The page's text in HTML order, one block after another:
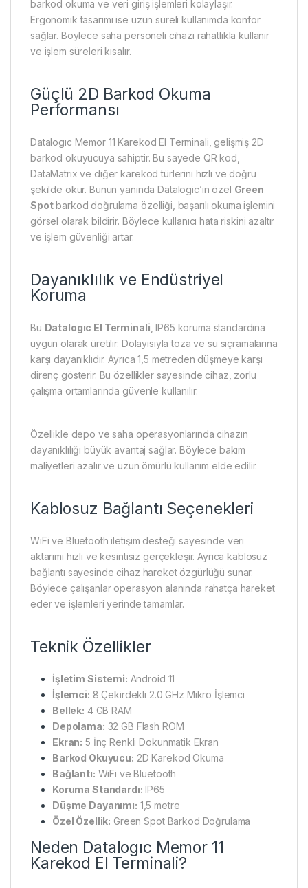
barkod okuma ve veri giriş işlemleri kolaylaşır.
Ergonomik tasarımı ise uzun süreli kullanımda konfor
sağlar. Böylece saha personeli cihazı rahatlıkla kullanır
ve işlem süreleri kısalır.
Güçlü 2D Barkod Okuma
Performansı
Datalogıc Memor 11 Karekod El Terminali, gelişmiş 2D
barkod okuyucuya sahiptir. Bu sayede QR kod,
DataMatrix ve diğer karekod türlerini hızlı ve doğru
şekilde okur. Bunun yanında Datalogic’in özel Green
Spotbarkod doğrulama özelliği, başarılı okuma işlemini
görsel olarak bildirir. Böylece kullanıcı hata riskini azaltır
ve işlem güvenliği artar.
Dayanıklılık ve Endüstriyel
Koruma
Bu Datalogıc El Terminali , IP65 koruma standardına
uygun olarak üretilir. Dolayısıyla toza ve su sıçramalarına
karşı dayanıklıdır. Ayrıca 1,5 metreden düşmeye karşı
direnç gösterir. Bu özellikler sayesinde cihaz, zorlu
çalışma ortamlarında güvenle kullanılır.
Özellikle depo ve saha operasyonlarında cihazın
dayanıklılığı büyük avantaj sağlar. Böylece bakım
maliyetleri azalır ve uzun ömürlü kullanım elde edilir.
Kablosuz Bağlantı Seçenekleri
WiFi ve Bluetooth iletişim desteği sayesinde veri
aktarımı hızlı ve kesintisiz gerçekleşir. Ayrıca kablosuz
bağlantı sayesinde cihaz hareket özgürlüğü sunar.
Böylece çalışanlar operasyon alanında rahatça hareket
eder ve işlemleri yerinde tamamlar.
Teknik Özellikler
İşletim Sistemi: Android 11
İşlemci: 8 Çekirdekli 2.0 GHz Mikro İşlemci
Bellek: 4 GB RAM
Depolama: 32 GB Flash ROM
Ekran: 5 İnç Renkli Dokunmatik Ekran
Barkod Okuyucu: 2D Karekod Okuma
Bağlantı: WiFi ve Bluetooth
Koruma Standardı: IP65
Düşme Dayanımı: 1,5 metre
Özel Özellik: Green Spot Barkod Doğrulama
Neden Datalogıc Memor 11
Karekod El Terminali?